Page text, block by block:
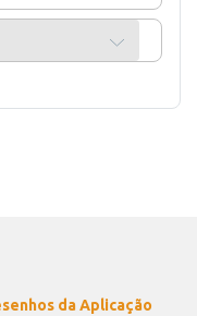
da Aplicação